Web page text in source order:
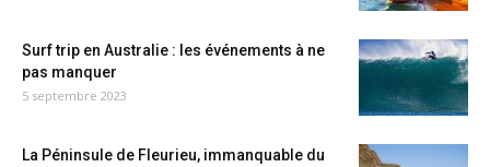
Surf trip en Australie : les événements à ne
pas manquer
5 septembre 2023
La Péninsule de Fleurieu, immanquable du